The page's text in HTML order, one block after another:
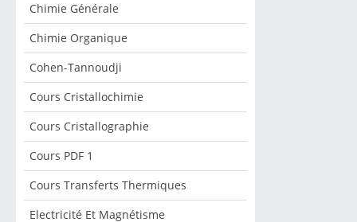
Chimie Générale
Chimie Organique
Cohen-Tannoudji
Cours Cristallochimie
Cours Cristallographie
Cours PDF 1
Cours Transferts Thermiques
Electricité Et Magnétisme